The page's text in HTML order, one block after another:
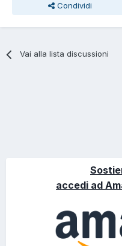
Condividi
Vai alla lista discussioni
accedi ad